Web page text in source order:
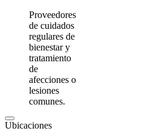
Proveedores
de cuidados
regulares de
bienestar y
tratamiento
de
afecciones o
lesiones
comunes.
Ubicaciones